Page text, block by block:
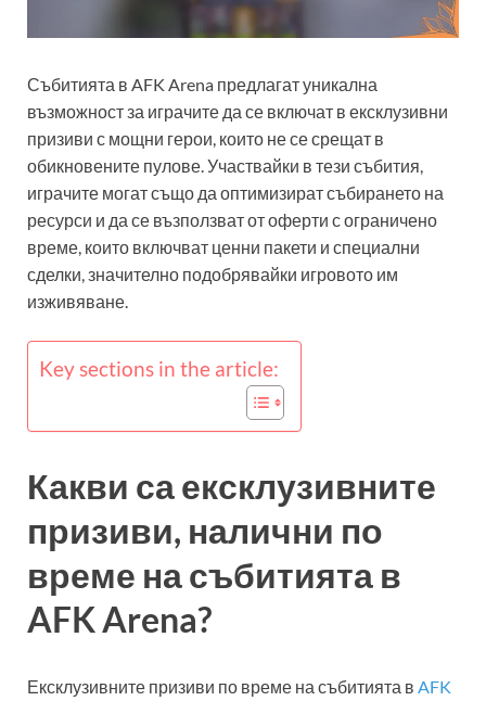
Събитията в AFK Arena предлагат уникална
възможност за играчите да се включат в ексклузивни
призиви с мощни герои, които не се срещат в
обикновените пулове. Участвайки в тези събития,
играчите могат също да оптимизират събирането на
ресурси и да се възползват от оферти с ограничено
време, които включват ценни пакети и специални
сделки, значително подобрявайки игровото им
изживяване.
Key sections in the article:
Какви са ексклузивните
призиви, налични по
време на събитията в
AFK Arena?
Ексклузивните призиви по време на събитията в AFK